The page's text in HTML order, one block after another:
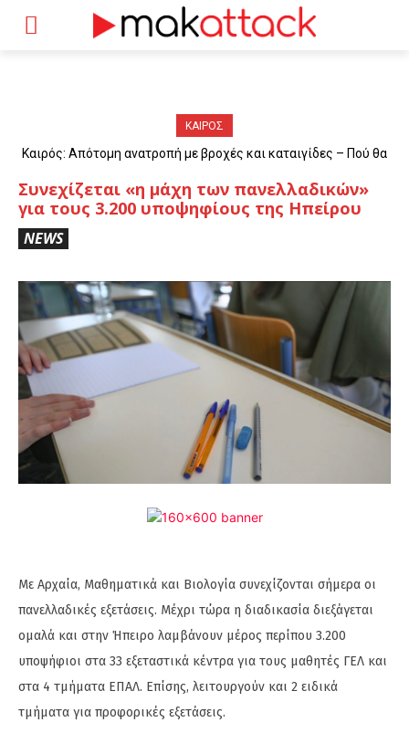
ΚΑΙΡΟΣ
Καιρός: Απότομη ανατροπή με βροχές και καταιγίδες – Πού θα
Συνεχίζεται «η μάχη των πανελλαδικών»
για τους 3.200 υποψηφίους της Ηπείρου
NEWS
Με Αρχαία, Μαθηματικά και Βιολογία συνεχίζονται σήμερα οι
πανελλαδικές εξετάσεις. Μέχρι τώρα η διαδικασία διεξάγεται
ομαλά και στην Ήπειρο λαμβάνουν μέρος περίπου 3.200
υποψήφιοι στα 33 εξεταστικά κέντρα για τους μαθητές ΓΕΛ και
στα 4 τμήματα ΕΠΑΛ. Επίσης, λειτουργούν και 2 ειδικά
τμήματα για προφορικές εξετάσεις.